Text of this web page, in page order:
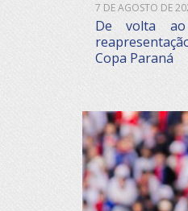
7 DE AGOSTO DE
De volta ao
Copa Paraná